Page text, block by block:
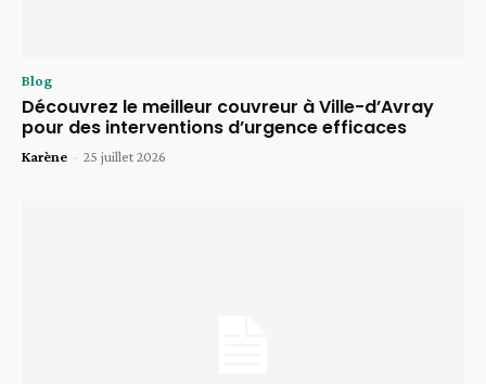
Blog
Découvrez le meilleur couvreur à Ville-d’Avray
pour des interventions d’urgence efficaces
Karène - 25 juillet 2026